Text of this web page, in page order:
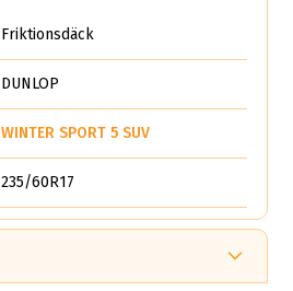
Friktionsdäck
DUNLOP
WINTER SPORT 5 SUV
235/60R17